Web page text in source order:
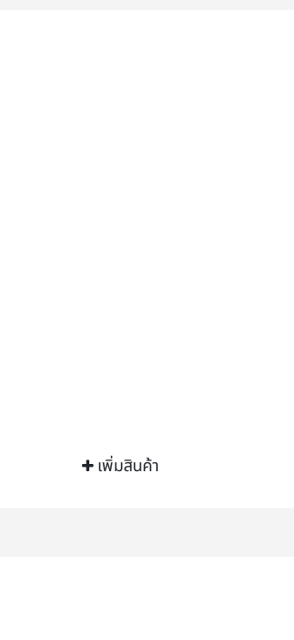
เพิ่มสินค้า